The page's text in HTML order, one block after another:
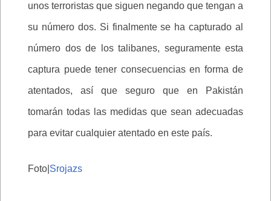
unos terroristas que siguen negando que tengan a
su número dos. Si finalmente se ha capturado al
número dos de los talibanes, seguramente esta
captura puede tener consecuencias en forma de
atentados, así que seguro que en Pakistán
tomarán todas las medidas que sean adecuadas
para evitar cualquier atentado en este país.
Foto| Srojazs